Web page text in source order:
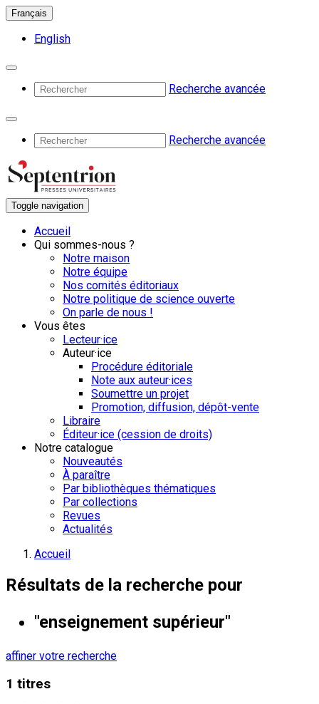
Français
English
Recherche avancée
Recherche avancée
Toggle navigation
Accueil
Qui sommes-nous ?
Notre maison
Notre équipe
Nos comités éditoriaux
Notre politique de science ouverte
On parle de nous !
Vous êtes
Lecteur·ice
Auteur·ice
Procédure éditoriale
Note aux auteur·ices
Soumettre un projet
Promotion, diffusion, dépôt-vente
Libraire
Éditeur·ice (cession de droits)
Notre catalogue
Nouveautés
À paraître
Par bibliothèques thématiques
Par collections
Revues
Actualités
Accueil
Résultats de la recherche pour
"enseignement supérieur"
affiner votre recherche
1 titres